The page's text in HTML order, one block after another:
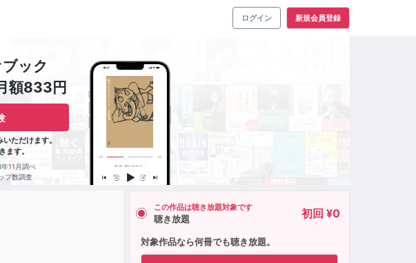
ログイン 新規会員登録
ック
額833円
ただけます。
ます。
11月調べ
プ数調査
この作品は聴き放題対象です
聴き放題 初回 ¥0
対象作品なら何冊でも聴き放題。